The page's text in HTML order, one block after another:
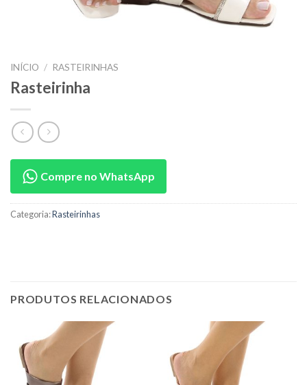
INÍCIO / RASTEIRINHAS
Rasteirinha
Compre no WhatsApp
Categoria:Rasteirinhas
PRODUTOS RELACIONADOS